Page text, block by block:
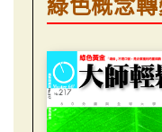
綠色概念